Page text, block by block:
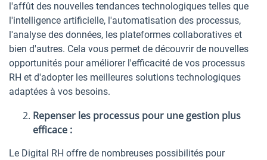
l'affût des nouvelles tendances technologiques telles que
l'intelligence artificielle, l'automatisation des processus,
l'analyse des données, les plateformes collaboratives et
bien d'autres. Cela vous permet de découvrir de nouvelles
opportunités pour améliorer l'efficacité de vos processus
RH et d'adopter les meilleures solutions technologiques
adaptées à vos besoins.
Repenser les processus pour une gestion plus
efficace :
Le Digital RH offre de nombreuses possibilités pour